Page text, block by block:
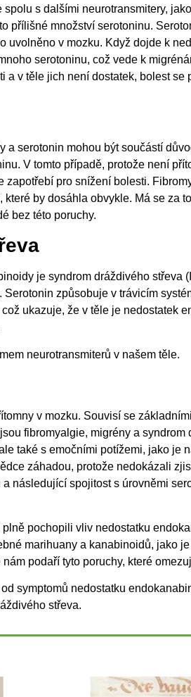
s dalšími neurotransmitery,
přílišné množství serotoninu.
uvolněno v mozku. Když dojde k
serotoninu, což vede k
v těle jich není dostatek, bolest se
a serotonin mohou být součástí
V tomto případě, protože není
pro snížení bolesti.
by dosáhla obvykle. Má se za
bez této poruchy.
je syndrom dráždivého střeva
způsobuje v trávicím
ukazuje, že v těle je nedostatek
neurotransmiterů v našem těle.
v mozku. Souvisí se
fibromyalgie, migrény a
také s emočními potížemi, jako je
záhadou, protože nedokázali
následující spojitost s úrovněmi
pochopili vliv nedostatku
marihuany a kanabinoidů, jako
podaří tyto poruchy, které
symptomů nedostatku
střeva.